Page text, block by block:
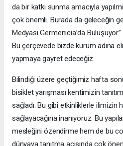
da bir katkı sunma amacıyla
çok önemli. Burada da geleceğin
Medyası Germenicia’da
Bu çerçevede bizde kurum adına
yapmaya gayret edeceğiz.
Bilindiği üzere geçtiğimiz hafta
bisiklet yarışması kentimizin
sağladı. Bu gibi etkinliklerle ilimizin
sağlayacağına inanıyoruz. Bu
mesleğini özendirme hem de bu
dünyaya tanıtma açısında çok